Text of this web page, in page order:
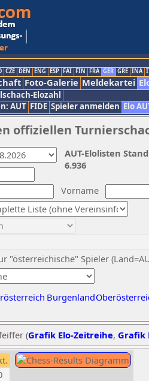
CZE DEN ENG ESP FAI FIN FRA GER GRE INA
Foto-Galerie Meldekartei
Elozahl
AUT FIDE Spieler anmelden Elo
offiziellen
Vorname
"österreichische" Spieler
Burgenland
AUT-Elolisten
6.936
(Grafik Elo-Zeitreihe, Grafik